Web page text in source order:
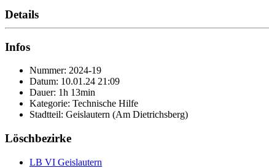
Details
Infos
Nummer: 2024-19
Datum: 10.01.24 21:09
Dauer: 1h 13min
Kategorie: Technische Hilfe
Stadtteil: Geislautern (Am Dietrichsberg)
Löschbezirke
LB VI Geislautern